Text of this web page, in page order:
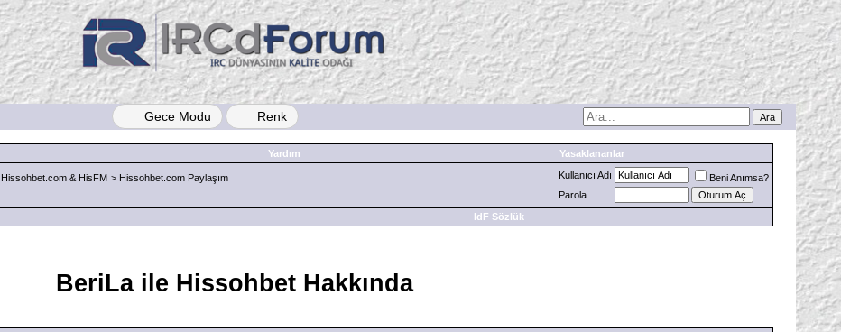
Gece Modu Renk
Yardım Yasaklananlar
Hissohbet.com & HisFM > Hissohbet.com Paylaşım Kullanıcı Adı
Beni Anımsa?
Parola
IdF Sözlük
BeriLa ile Hissohbet Hakkında